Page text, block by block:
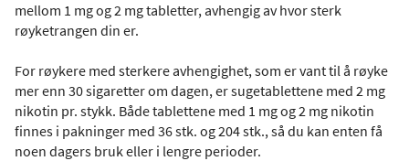
mellom 1 mg og 2 mg tabletter, avhengig av hvor sterk
røyketrangen din er.
For røykere med sterkere avhengighet, som er vant til å røyke
mer enn 30 sigaretter om dagen, er sugetablettene med 2 mg
nikotin pr. stykk. Både tablettene med 1 mg og 2 mg nikotin
finnes i pakninger med 36 stk. og 204 stk., så du kan enten få
noen dagers bruk eller i lengre perioder.